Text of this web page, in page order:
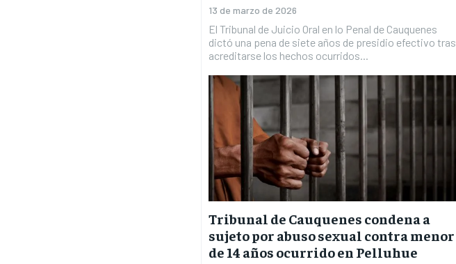
13 de marzo de 2026
El Tribunal de Juicio Oral en lo Penal de Cauquenes
dictó una pena de siete años de presidio efectivo tras
acreditarse los hechos ocurridos...
Tribunal de Cauquenes condena a
sujeto por abuso sexual contra menor
de 14 años ocurrido en Pelluhue